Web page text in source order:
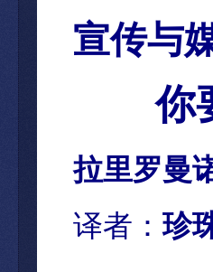
宣传与
你
拉里罗曼
译者：珍